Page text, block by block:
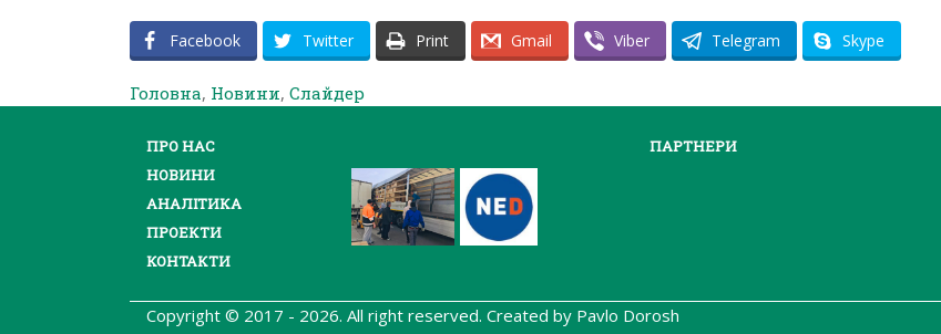
Facebook Twitter Print Gmail Viber Telegram Skype
Головна, Новини, Слайдер
ПРО НАС
НОВИНИ
АНАЛІТИКА
ПРОЕКТИ
КОНТАКТИ
ПАРТНЕРИ
Copyright © 2017 - 2026. All right reserved. Created by Pavlo Dorosh